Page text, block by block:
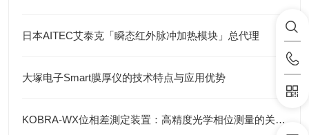
日本AITEC艾泰克「瞬态红外脉冲加热模块」总代理
大塚电子Smart膜厚仪的技术特点与应用优势
KOBRA-WX位相差測定装置：高精度光学相位测量的关键技术解析